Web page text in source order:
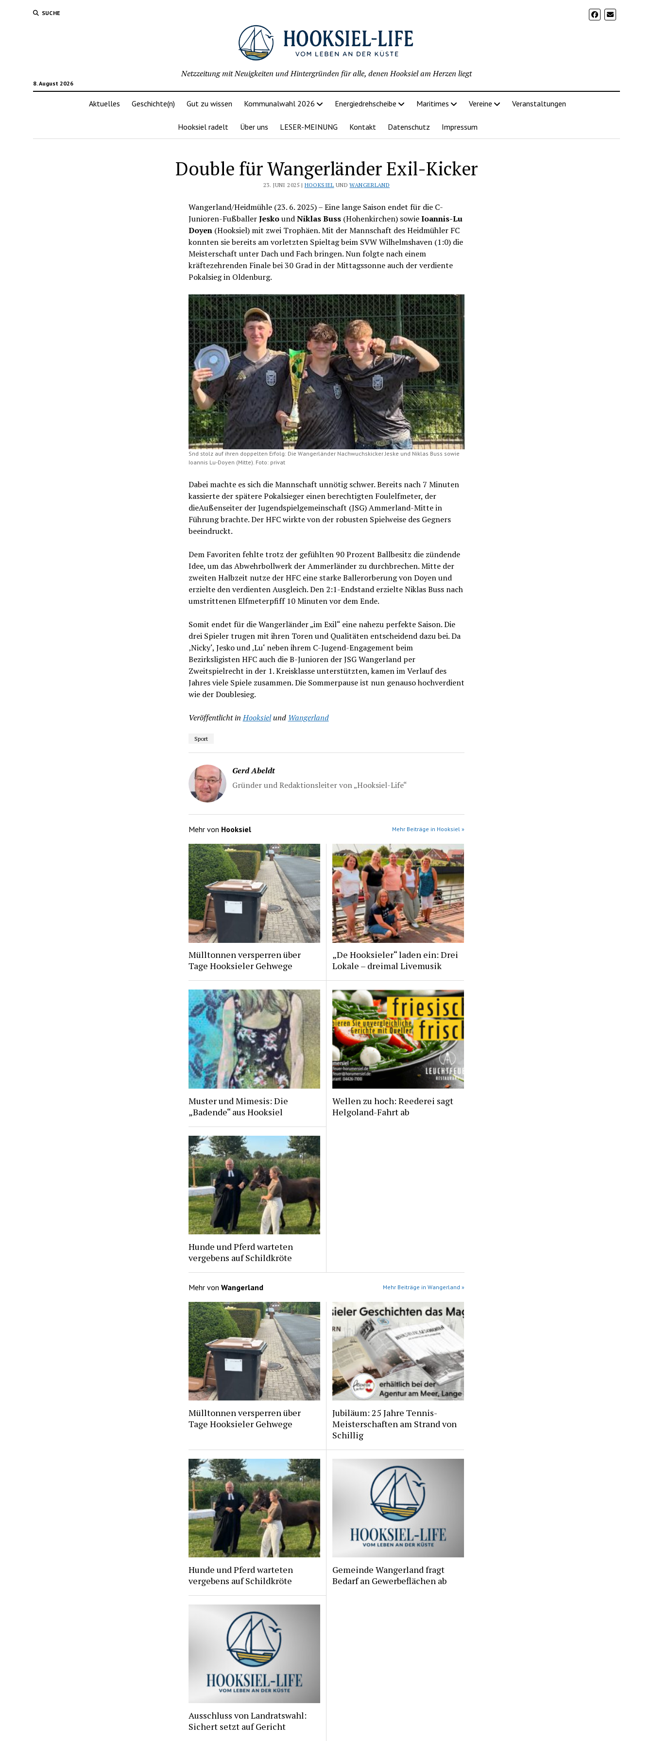
SUCHE
8. August 2026
Netzzeitung mit Neuigkeiten und Hintergründen für alle, denen Hooksiel am Herzen liegt
Aktuelles Geschichte(n) Gut zu wissen Kommunalwahl 2026 Energiedrehscheibe Maritimes Vereine Veranstaltungen
Hooksiel radelt Über uns LESER-MEINUNG Kontakt Datenschutz Impressum
Double für Wangerländer Exil-Kicker
23. JUNI 2025 | HOOKSIEL UNDWANGERLAND
Wangerland/Heidmühle (23. 6. 2025) – Eine lange Saison endet für die C-
Junioren-FußballerJeskoundNiklas Buss(Hohenkirchen) sowieIoannis-Lu
Doyen (Hooksiel) mit zwei Trophäen. Mit der Mannschaft des Heidmühler FC
konnten sie bereits am vorletzten Spieltag beim SVW Wilhelmshaven (1:0) die
Meisterschaft unter Dach und Fach bringen. Nun folgte nach einem
kräftezehrenden Finale bei 30 Grad in der Mittagssonne auch der verdiente
Pokalsieg in Oldenburg.
Snd stolz auf ihren doppelten Erfolg: Die Wangerländer Nachwuchskicker Jeske und Niklas Buss sowie
Ioannis Lu-Doyen (Mitte). Foto: privat
Dabei machte es sich die Mannschaft unnötig schwer. Bereits nach 7 Minuten
kassierte der spätere Pokalsieger einen berechtigten Foulelfmeter, der
dieAußenseiter der Jugendspielgemeinschaft (JSG) Ammerland-Mitte in
Führung brachte. Der HFC wirkte von der robusten Spielweise des Gegners
beeindruckt.
Dem Favoriten fehlte trotz der gefühlten 90 Prozent Ballbesitz die zündende
Idee, um das Abwehrbollwerk der Ammerländer zu durchbrechen. Mitte der
zweiten Halbzeit nutze der HFC eine starke Ballerorberung von Doyen und
erzielte den verdienten Ausgleich. Den 2:1-Endstand erzielte Niklas Buss nach
umstrittenen Elfmeterpfiff 10 Minuten vor dem Ende.
Somit endet für die Wangerländer „im Exil“ eine nahezu perfekte Saison. Die
drei Spieler trugen mit ihren Toren und Qualitäten entscheidend dazu bei. Da
‚Nicky‘, Jesko und ‚Lu‘ neben ihrem C-Jugend-Engagement beim
Bezirksligisten HFC auch die B-Junioren der JSG Wangerland per
Zweitspielrecht in der 1. Kreisklasse unterstützten, kamen im Verlauf des
Jahres viele Spiele zusammen. Die Sommerpause ist nun genauso hochverdient
wie der Doublesieg.
Veröffentlicht in Hooksielund Wangerland
Sport
Gerd Abeldt
Gründer und Redaktionsleiter von „Hooksiel-Life“
Mehr von Hooksiel Mehr Beiträge in Hooksiel »
Mülltonnen versperren über
Tage Hooksieler Gehwege
„De Hooksieler“ laden ein: Drei
Lokale – dreimal Livemusik
Muster und Mimesis: Die
„Badende“ aus Hooksiel
Wellen zu hoch: Reederei sagt
Helgoland-Fahrt ab
Hunde und Pferd warteten
vergebens auf Schildkröte
Mehr von Wangerland Mehr Beiträge in Wangerland »
Mülltonnen versperren über
Tage Hooksieler Gehwege
Jubiläum: 25 Jahre Tennis-
Meisterschaften am Strand von
Schillig
Hunde und Pferd warteten
vergebens auf Schildkröte
Gemeinde Wangerland fragt
Bedarf an Gewerbeflächen ab
Ausschluss von Landratswahl:
Sichert setzt auf Gericht